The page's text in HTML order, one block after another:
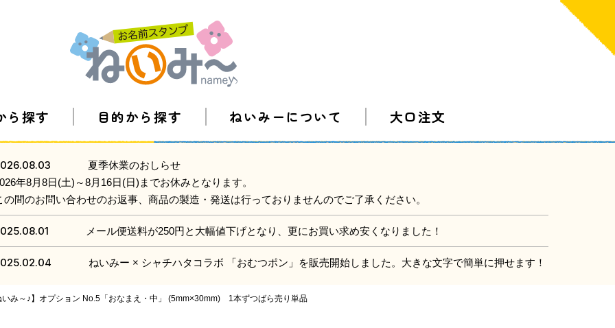
ら探す 目的から探す ねいみーについて 大口注文
夏季休業のおしらせ
年8月8日(土)～8月16日(日)までお休みとなります。
の間のお問い合わせのお返事、商品の製造・発送は行っておりませんのでご了承ください。
メール便送料が250円と大幅値下げとなり、更にお買い求め安くなりました！
ねいみー × シャチハタコラボ 「おむつポン」を販売開始しました。大きな文字で簡単に押せます！
み～♪】オプション No.5「おなまえ・中」 (5mm×30mm) 1本ずつばら売り単品